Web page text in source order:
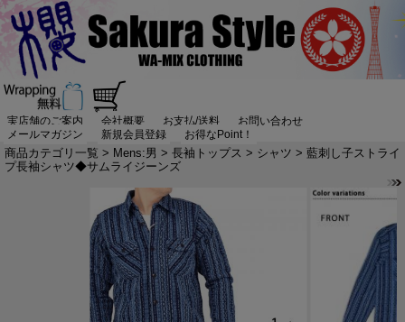
実店舗のご案内 会社概要 お支払/送料
お問い合わせ
メールマガジン
新規会員登録 お得なPoint！
商品カテゴリ一覧 > Mens:男 > 長袖トップス > シャツ > 藍刺し子ストライ
プ長袖シャツ◆サムライジーンズ